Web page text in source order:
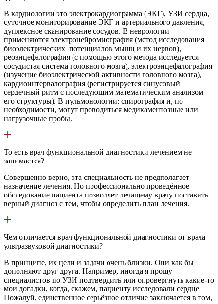
В кардиологии это электрокардиограмма (ЭКГ), УЗИ сердца,
суточное мониторирование ЭКГ и артериального давления,
дуплексное сканирование сосудов. В неврологии
применяются электронейромиография (метод исследования
биоэлектрических потенциалов мышц и их нервов),
реоэнцефалография (с помощью этого метода исследуется
сосудистая система головного мозга), электроэнцефалография
(изучение биоэлектрической активности головного мозга),
кардиоинтервалография (регистрируется синусовый
сердечный ритм с последующим математическим анализом
его структуры). В пульмонологии: спирография и, по
необходимости, могут проводиться медикаментозные или
нагрузочные пробы.
То есть врач функциональной диагностики лечением не
занимается?
Совершенно верно, эта специальность не предполагает
назначение лечения. Но профессионально проведённое
обследование пациента позволяет лечащему врачу поставить
верный диагноз с тем, чтобы определить план лечения.
Чем отличается врач функциональной диагностики от врача
ультразвуковой диагностики?
В принципе, их цели и задачи очень близки. Они как бы
дополняют друг друга. Например, иногда я прошу
специалистов по УЗИ подтвердить или опровергнуть какие-то
мои догадки, когда, скажем, пациенту исследовали сердце.
Пожалуй, единственное серьёзное отличие заключается в том,